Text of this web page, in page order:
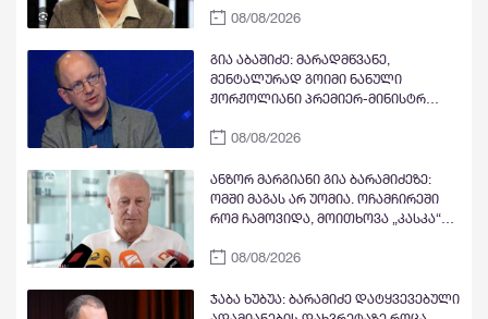
მიშა მშვილდაძის ვითომ რუსეთთან
ცოტა ხანში ვიხილავთ სხვა ვითომ
"ანტირუსების" მითების და ბუშტების
გასკდომის სერიას
08/08/2026
გია აბაშიძე: მარადმწვანე,
მენტალურად გოიმი ნანული
ჟორჟოლიანი პრემიერ-მინისტრ
შხამიან არსებას ჰგონია, რომ
ნაცჯალათ ერეკლე კოდუას ხანა
დადგება საქართველოში
08/08/2026
ანზორ მარგიანი გია ბარამიძეზე:
ომში მაგას არ უომია. ოჩამჩირეში
რომ ჩამოვიდა, მოითხოვა „კასკა“
დადიოდა, სურათებს იღებდა და
ტყუილი თქვა, რომ ქართველები
08/08/2026
ჯაბა ხუბუა: ბარამიძე დატყვევებული